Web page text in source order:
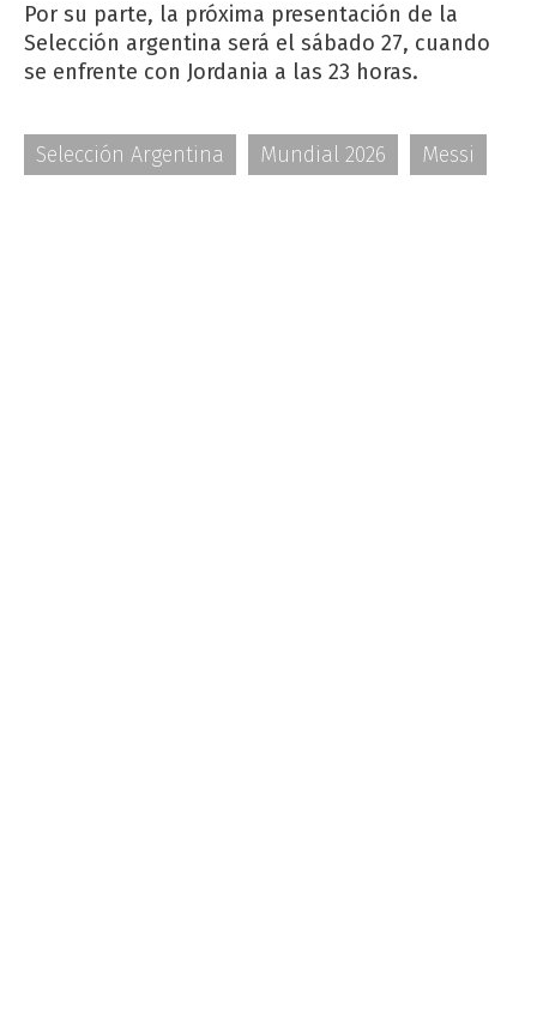
Por su parte, la próxima presentación de la
Selección argentina será el sábado 27, cuando
se enfrente con Jordania a las 23 horas.
Selección Argentina Mundial 2026 Messi